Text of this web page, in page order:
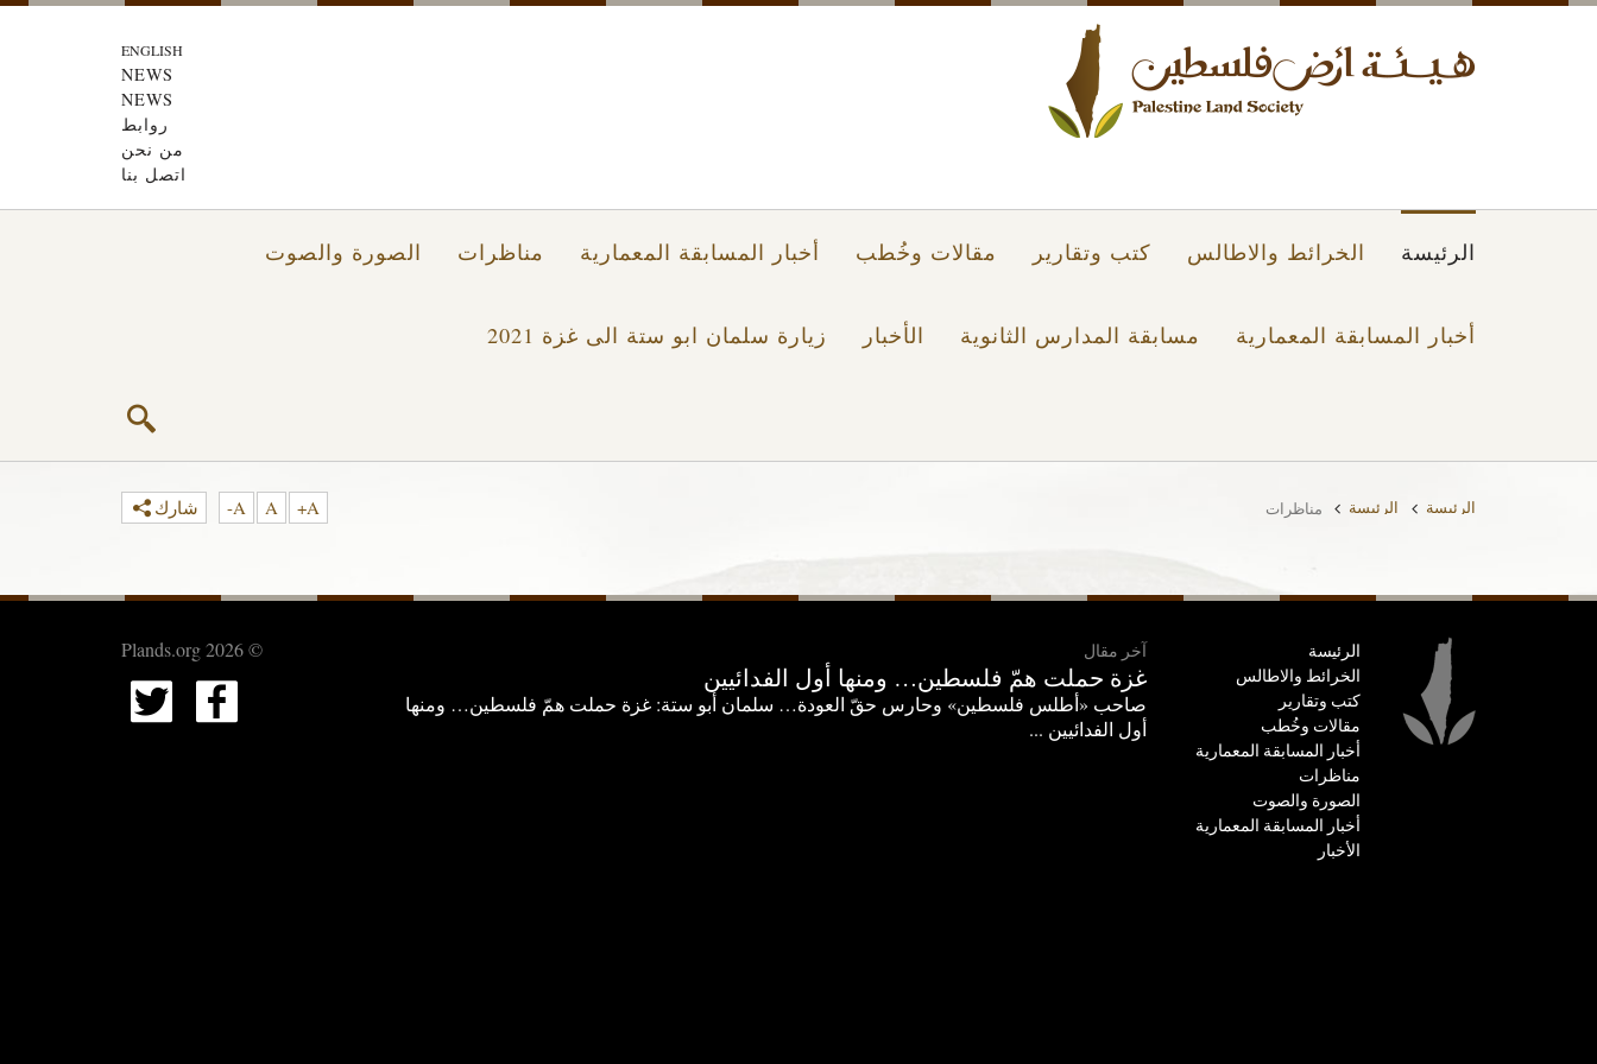
ENGLISH
NEWS
NEWS
روابط
من نحن
اتصل بنا
الرئيسة الخرائط والاطالس كتب وتقارير مقالات وخُطب أخبار المسابقة المعمارية مناظرات الصورة والصوت
أخبار المسابقة المعمارية مسابقة المدارس الثانوية الأخبار زيارة سلمان ابو ستة الى غزة 2021
الرئيسة الرئيسة مناظرات A+
A
A- شارك
الرئيسة
الخرائط والاطالس
كتب وتقارير
مقالات وخُطب
أخبار المسابقة المعمارية
مناظرات
الصورة والصوت
أخبار المسابقة المعمارية
الأخبار
آخر مقال
غزة حملت همّ فلسطين… ومنها أول الفدائيين
صاحب «أطلس فلسطين» وحارس حقّ العودة… سلمان أبو ستة: غزة حملت همّ فلسطين… ومنها
أول الفدائيين ...
© 2026 Plands.org